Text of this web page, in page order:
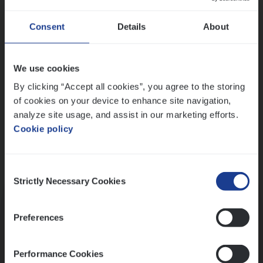
Consent Details About
We use cookies
By clicking “Accept all cookies”, you agree to the storing
of cookies on your device to enhance site navigation,
analyze site usage, and assist in our marketing efforts.
Cookie policy
Selection
Strictly Necessary Cookies
Preferences
Performance Cookies
Ons sollicitatieproces